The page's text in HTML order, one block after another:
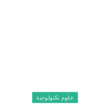
علوم تكنولوجية